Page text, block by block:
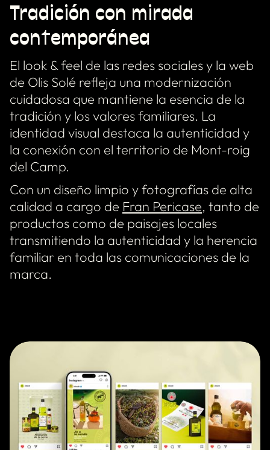
Tradición con mirada
contemporánea
El look & feel de las redes sociales y la web
de Olis Solé refleja una modernización
cuidadosa que mantiene la esencia de la
tradición y los valores familiares. La
identidad visual destaca la autenticidad y
la conexión con el territorio de Mont-roig
del Camp.
Con un diseño limpio y fotografías de alta
calidad a cargo de Fran Pericase, tanto de
productos como de paisajes locales
transmitiendo la autenticidad y la herencia
familiar en toda las comunicaciones de la
marca.